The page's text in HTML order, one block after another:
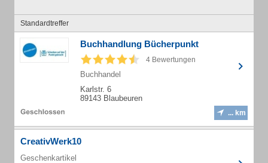
Standardtreffer
Buchhandlung Bücherpunkt
4 Bewertungen
Buchhandel
Karlstr. 6
89143 Blaubeuren
... km
CreativWerk10
Geschenkartikel